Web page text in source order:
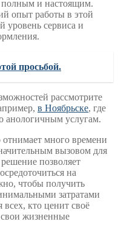
полным и настоящим.
опыт работы в этой
уровень сервиса и
просьбой.
рассмотрите
в Ноябрьске, где
анологичным услугам.
отнимает много времени
вызовом для
позволяет
на
чтобы получить
затратами
кто ценит своё
свои жизненные